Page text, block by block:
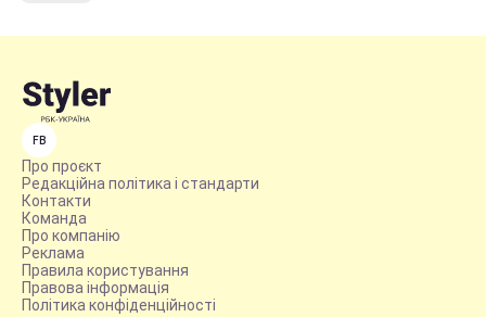
FB
Про проєкт
Редакційна політика і стандарти
Контакти
Команда
Про компанію
Реклама
Правила користування
Правова інформація
Політика конфіденційності